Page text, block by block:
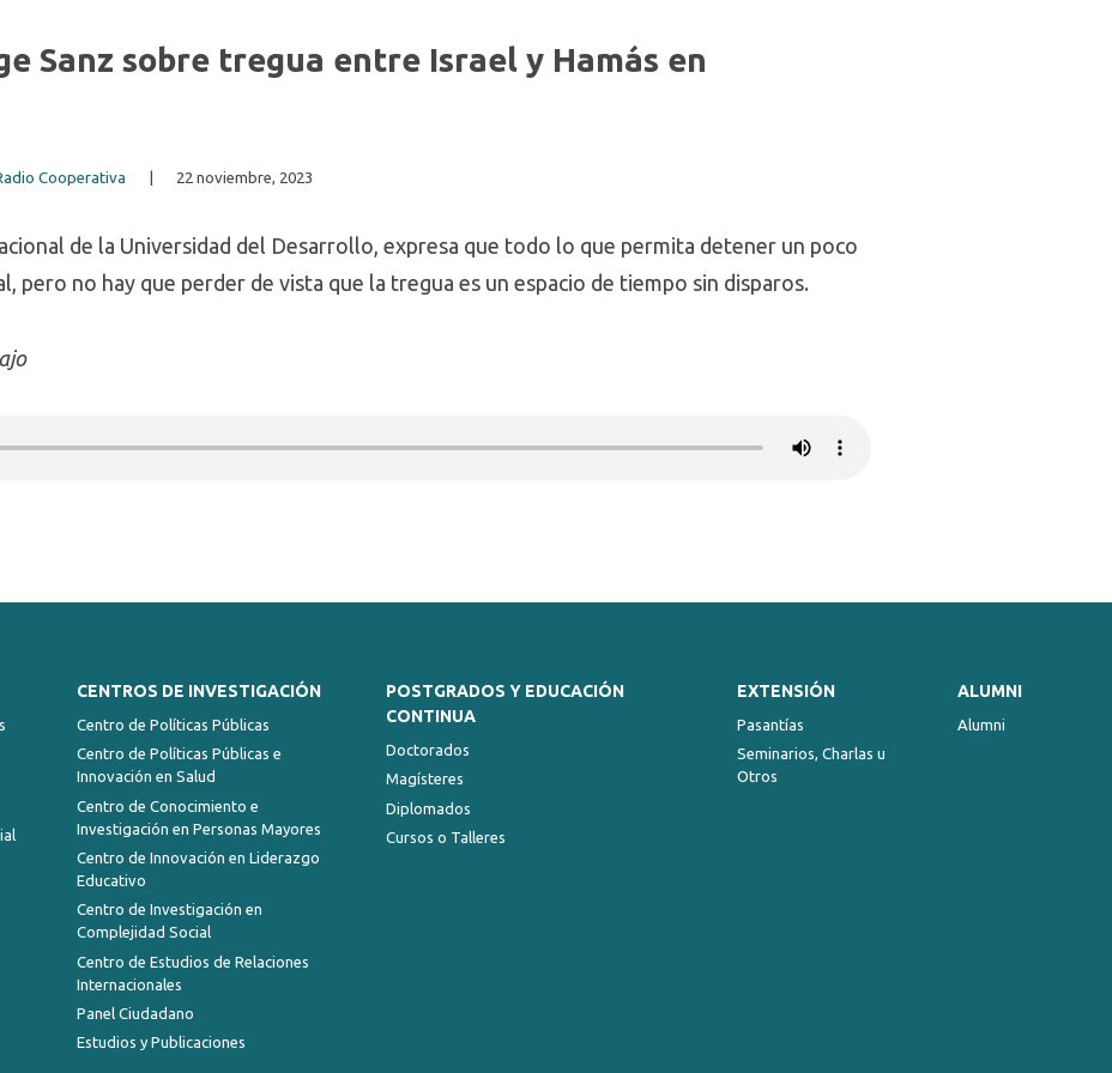
Sanz sobre tregua entre Israel y Hamás en
Cooperativa 22 noviembre, 2023
de la Universidad del Desarrollo, expresa que todo lo que permita detener un poco
pero no hay que perder de vista que la tregua es un espacio de tiempo sin disparos.
CENTROS DE INVESTIGACIÓN
Centro de Políticas Públicas
Centro de Políticas Públicas e
Innovación en Salud
Centro de Conocimiento e
Investigación en Personas Mayores
Centro de Innovación en Liderazgo
Educativo
Centro de Investigación en
Complejidad Social
Centro de Estudios de Relaciones
Internacionales
Panel Ciudadano
Estudios y Publicaciones
POSTGRADOS Y EDUCACIÓN
CONTINUA
Doctorados
Magísteres
Diplomados
Cursos o Talleres
EXTENSIÓN
Pasantías
Seminarios, Charlas u
Otros
ALUMNI
Alumni